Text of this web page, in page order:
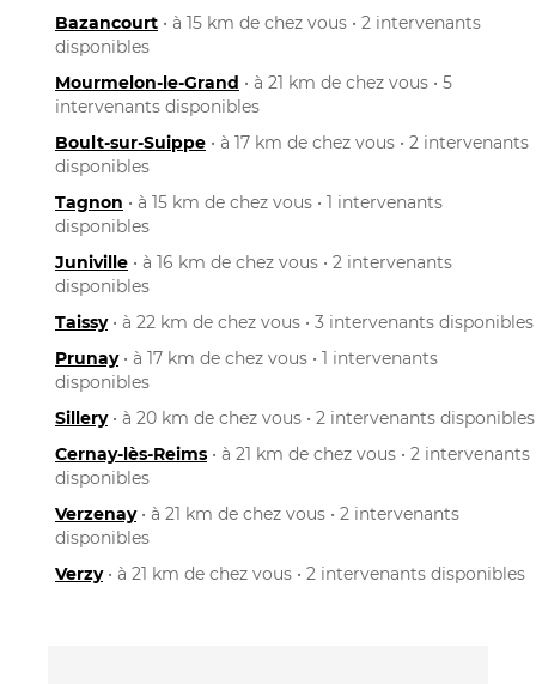
Bazancourt • à 15 km de chez vous • 2 intervenants
disponibles
Mourmelon-le-Grand • à 21 km de chez vous • 5
intervenants disponibles
Boult-sur-Suippe • à 17 km de chez vous • 2 intervenants
disponibles
Tagnon • à 15 km de chez vous • 1 intervenants
disponibles
Juniville • à 16 km de chez vous • 2 intervenants
disponibles
Taissy• à 22 km de chez vous • 3 intervenants disponibles
Prunay• à 17 km de chez vous • 1 intervenants
disponibles
Sillery• à 20 km de chez vous • 2 intervenants disponibles
Cernay-lès-Reims • à 21 km de chez vous • 2 intervenants
disponibles
Verzenay• à 21 km de chez vous • 2 intervenants
disponibles
Verzy• à 21 km de chez vous • 2 intervenants disponibles